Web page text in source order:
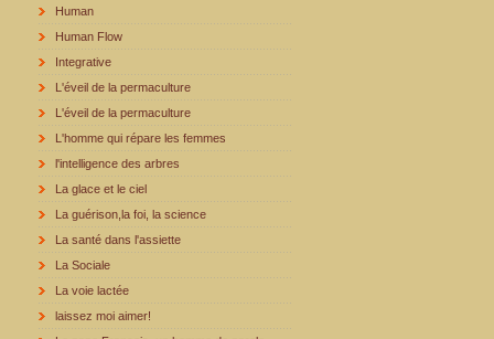
Human
Human Flow
Integrative
L'éveil de la permaculture
L'éveil de la permaculture
L'homme qui répare les femmes
l'intelligence des arbres
La glace et le ciel
La guérison,la foi, la science
La santé dans l'assiette
La Sociale
La voie lactée
laissez moi aimer!